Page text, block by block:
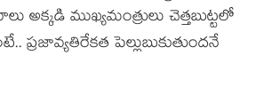
అక్క‌డి ముఖ్య‌మంత్రులు చెత్త‌బుట్ట‌లో
ప్ర‌జావ్య‌తిరేకత పెల్లుబుకుతుంద‌నే